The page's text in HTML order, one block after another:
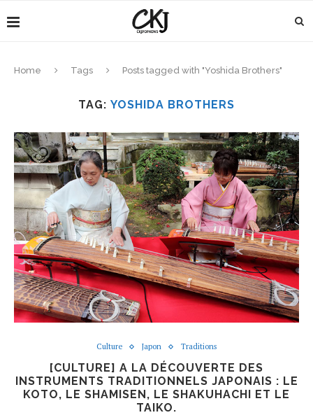
Home Tags Posts tagged with "Yoshida Brothers"
TAG: YOSHIDA BROTHERS
Culture Japon Traditions
[CULTURE] A LA DÉCOUVERTE DES
INSTRUMENTS TRADITIONNELS JAPONAIS : LE
KOTO, LE SHAMISEN, LE SHAKUHACHI ET LE
TAIKO.